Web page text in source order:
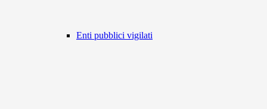
Enti pubblici vigilati